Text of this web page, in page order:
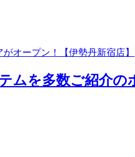
オープン！【伊勢丹新宿店】
ムを多数ご紹介の